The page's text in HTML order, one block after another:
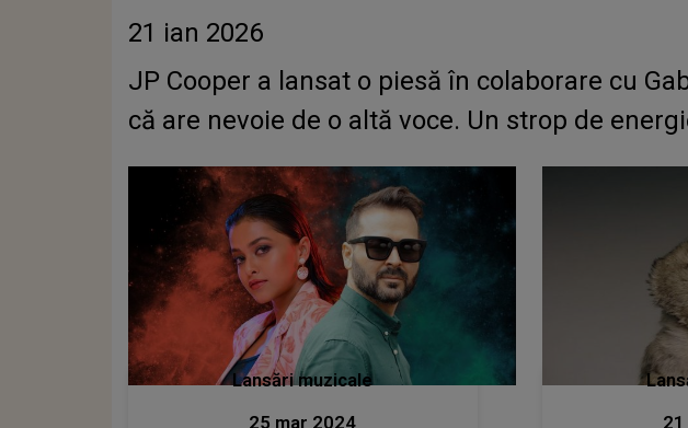
21 ian 2026
JP Cooper a lansat o piesă în colaborare cu
că are nevoie de o altă voce. Un strop de
Lansări muzicale
25 mar 2024